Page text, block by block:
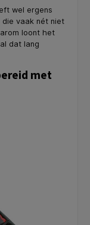
wel ergens
die vaak nét niet
loont het
dat lang
met